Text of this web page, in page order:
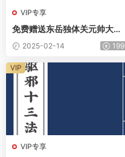
VIP专享
免费赠送东岳独体关元帅大法
电子版
2025-02-14 199
VIP专享
VIP